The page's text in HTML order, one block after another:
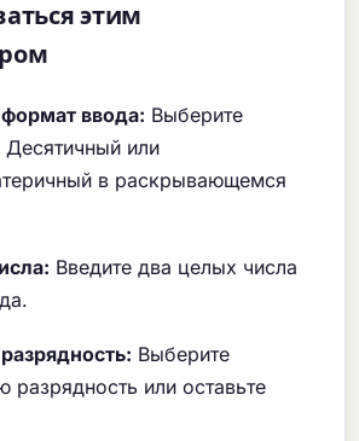
этим
ввода: Выберите
или
в раскрывающемся
Введите два целых числа
Выберите
разрядность или оставьте